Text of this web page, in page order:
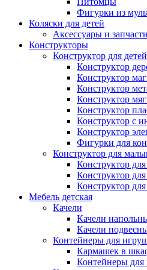
Фигурки из
Коляски для детей
Аксессуары и
Конструкторы
Конструктор для детей
Конструктор
Конструктор
Конструктор
Конструктор
Конструктор
Конструктор с
Конструктор
Фигурки для
Конструктор для
Конструктор
Конструктор
Конструктор
Мебель детская
Качели
Качели
Качели
Контейнеры для
Кармашек в
Контейнеры для